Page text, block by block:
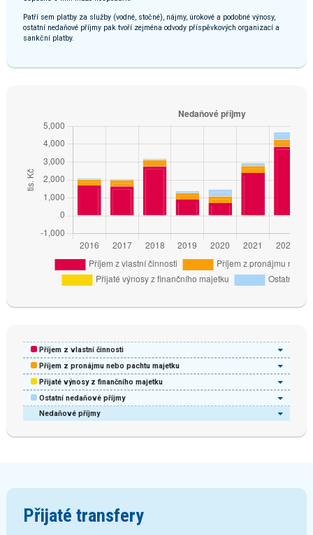
Patří sem platby za služby (vodné, stočné), nájmy, úrokové a podobné výnosy,
ostatní nedaňové příjmy pak tvoří zejména odvody příspěvkových organizací a
sankční platby.
Nedaňové příjmy
Příjem z vlastní činnosti
Příjem z pronájmu nebo pachtu majetku
Přijaté výnosy z finančního majetku
Ostatní nedaňové příjmy
Přijaté transfery